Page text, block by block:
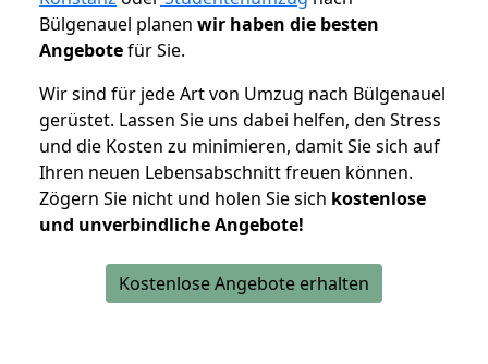
Bülgenauel planen wir haben die besten
Angebotefür Sie.
Wir sind für jede Art von Umzug nach Bülgenauel
gerüstet. Lassen Sie uns dabei helfen, den Stress
und die Kosten zu minimieren, damit Sie sich auf
Ihren neuen Lebensabschnitt freuen können.
Zögern Sie nicht und holen Sie sich kostenlose
und unverbindliche Angebote!
Kostenlose Angebote erhalten